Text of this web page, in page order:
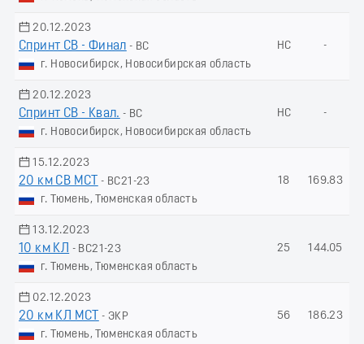
20.12.2023
Спринт СВ - Финал - ВС
г. Новосибирск, Новосибирская область
НС -
20.12.2023
Спринт СВ - Квал. - ВС
г. Новосибирск, Новосибирская область
НС -
15.12.2023
20 км СВ МСТ
- ВС21-23
г. Тюмень, Тюменская область
18 169.83
13.12.2023
10 км КЛ
- ВС21-23
г. Тюмень, Тюменская область
25 144.05
02.12.2023
20 км КЛ МСТ
- ЭКР
г. Тюмень, Тюменская область
56 186.23